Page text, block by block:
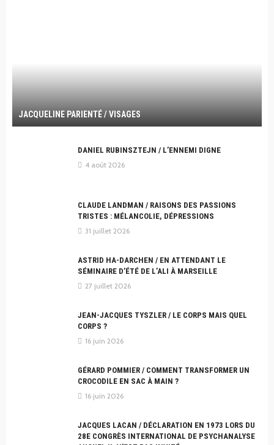
JACQUELINE PARIENTÉ / VISAGES
DANIEL RUBINSZTEJN / L’ENNEMI DIGNE
4 août 2026
CLAUDE LANDMAN / RAISONS DES PASSIONS
TRISTES : MÉLANCOLIE, DÉPRESSIONS
31 juillet 2026
ASTRID HA-DARCHEN / EN ATTENDANT LE
SÉMINAIRE D’ÉTÉ DE L’ALI À MARSEILLE
27 juillet 2026
JEAN-JACQUES TYSZLER / LE CORPS MAIS QUEL
CORPS ?
16 juin 2026
GÉRARD POMMIER / COMMENT TRANSFORMER UN
CROCODILE EN SAC À MAIN ?
16 juin 2026
JACQUES LACAN / DÉCLARATION EN 1973 LORS DU
28E CONGRÈS INTERNATIONAL DE PSYCHANALYSE